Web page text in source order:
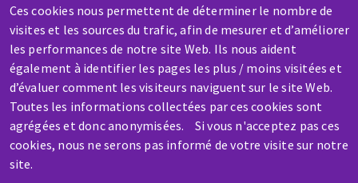
Ces cookies nous permettent de déterminer le nombre de
visites et les sources du trafic, afin de mesurer et d’améliorer
les performances de notre site Web. Ils nous aident
également à identifier les pages les plus / moins visitées et
d’évaluer comment les visiteurs naviguent sur le site Web.
Toutes les informations collectées par ces cookies sont
agrégées et donc anonymisées. Si vous n'acceptez pas ces
cookies, nous ne serons pas informé de votre visite sur notre
site.
contenu
principal